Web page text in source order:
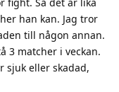
han kan. Jag tror
till någon annan.
3 matcher i veckan.
sjuk eller skadad,